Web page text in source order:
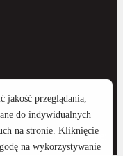
| Wykonanie: